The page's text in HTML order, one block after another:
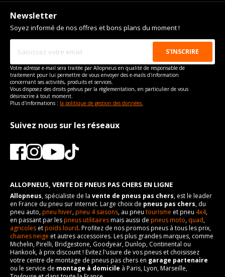
Newsletter
Soyez informé de nos offres et bons plans du moment !
Votre adresse e-mail sera traitée par Allopneus en qualité de responsable de
traitement pour lui permettre de vous envoyer des e-mails d'information
concernant ses activités, produits et services.
Vous disposez des droits prévus par la règlementation, en particulier de vous
désinscrire à tout moment.
Plus d'informations : la politique de gestion des données.
Suivez nous sur les réseaux
ALLOPNEUS, VENTE DE PNEUS PAS CHERS EN LIGNE
Allopneus, spécialiste de la vente de pneus pas chers, est le leader
en France du pneu sur internet. Large choix de pneus pas chers, du
pneu auto,pneu hiver,pneu 4 saisons, au pneu tourisme et pneu 4x4,
en passant par lespneus utilitairesmais aussi de pneus moto, quad,
agricoles etpoids lourd. Profitez de nos promos pneus à tous les prix,
chaines neige et autres accessoires. Les plus grandes marques, comme
Michelin, Pirelli, Bridgestone, Goodyear, Dunlop, Continental ou
Hankook, à prix discount ! Evitez l'usure de vos pneus et choisissez
votre centre de montage de pneus pas chers en garage partenaire
ou le service de montage à domicile à Paris, Lyon, Marseille,